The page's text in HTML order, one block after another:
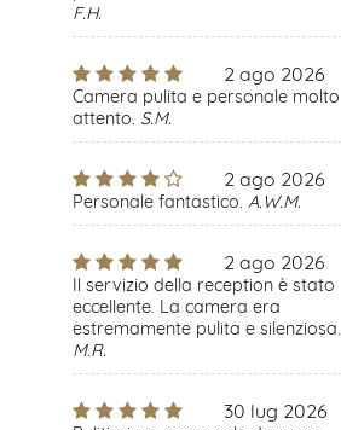
F.H.
2 ago 2026
Camera pulita e personale molto
attento. S.M.
2 ago 2026
Personale fantastico. A.W.M.
2 ago 2026
Il servizio della reception è stato
eccellente. La camera era
estremamente pulita e silenziosa.
M.R.
30 lug 2026